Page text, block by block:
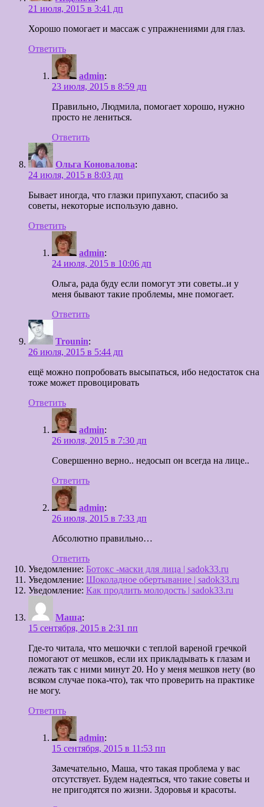
21 июля, 2015 в 3:41 дп
Хорошо помогает и массаж с упражнениями для глаз.
Ответить
admin:
23 июля, 2015 в 8:59 дп
Правильно, Людмила, помогает хорошо, нужно
просто не лениться.
Ответить
Ольга Коновалова:
24 июля, 2015 в 8:03 дп
Бывает иногда, что глазки припухают, спасибо за
советы, некоторые использую давно.
Ответить
admin:
24 июля, 2015 в 10:06 дп
Ольга, рада буду если помогут эти советы..и у
меня бывают такие проблемы, мне помогает.
Ответить
Trounin:
26 июля, 2015 в 5:44 дп
ещё можно попробовать высыпаться, ибо недостаток сна
тоже может провоцировать
Ответить
admin:
26 июля, 2015 в 7:30 дп
Совершенно верно.. недосып он всегда на лице..
Ответить
admin:
26 июля, 2015 в 7:33 дп
Абсолютно правильно…
Ответить
Уведомление: Ботокс -маски для лица | sadok33.ru
Уведомление: Шоколадное обертывание | sadok33.ru
Уведомление: Как продлить молодость | sadok33.ru
Маша:
15 сентября, 2015 в 2:31 пп
Где-то читала, что мешочки с теплой вареной гречкой
помогают от мешков, если их прикладывать к глазам и
лежать так с ними минут 20. Но у меня мешков нету (во
всяком случае пока-что), так что проверить на практике
не могу.
Ответить
admin:
15 сентября, 2015 в 11:53 пп
Замечательно, Маша, что такая проблема у вас
отсутствует. Будем надеяться, что такие советы и
не пригодятся по жизни. Здоровья и красоты.